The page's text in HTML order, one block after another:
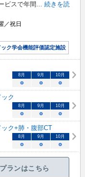
ビスで年間... 続きを読
／祝日
ック学会機能評価認定施設
8月 9月 10月
○ ○ ○
ク
8月 9月 10月
○ ○ ○
ック+肺・腹部CT
8月 9月 10月
○ ○ ○
ランはこちら